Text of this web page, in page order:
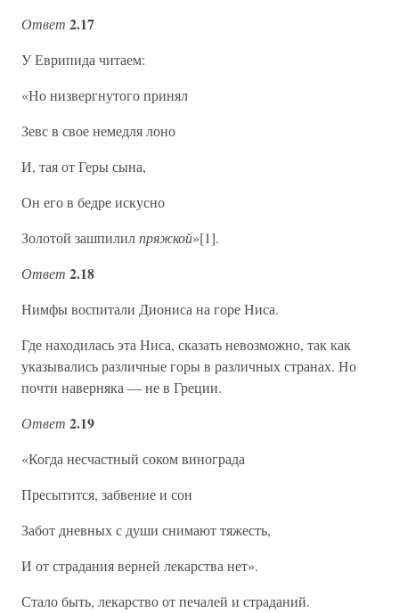
Ответ 2.17
У Еврипида читаем:
«Но низвергнутого принял
Зевс в свое немедля лоно
И, тая от Геры сына,
Он его в бедре искусно
Золотой зашпилилпряжкой»[1].
Ответ 2.18
Нимфы воспитали Диониса на горе Ниса.
Где находилась эта Ниса, сказать невозможно, так как
указывались различные горы в различных странах. Но
почти наверняка — не в Греции.
Ответ 2.19
«Когда несчастный соком винограда
Пресытится, забвение и сон
Забот дневных с души снимают тяжесть,
И от страдания верней лекарства нет».
Стало быть, лекарство от печалей и страданий.